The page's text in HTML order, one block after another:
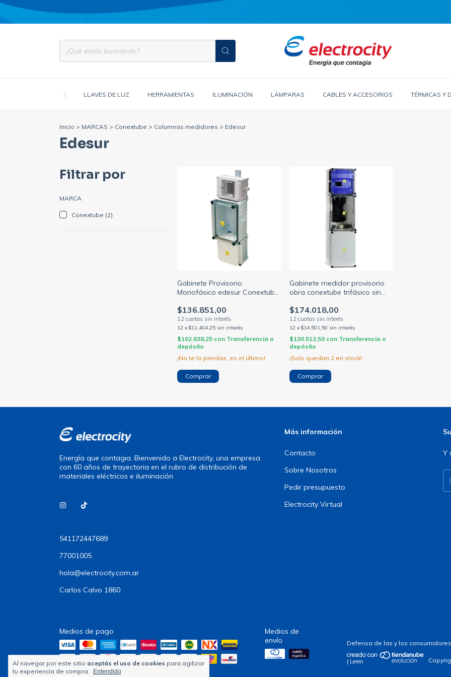
LLAVES DE LUZ HERRAMIENTAS ILUMINACIÓN LÁMPARAS CABLES Y ACCESORIOS TÉRMICAS Y
Al navegar por este sitio aceptás el uso de cookies para agilizar
tu experiencia de compra.
Entendido
Inicio > MARCAS > Conextube > Columnas medidores > Edesur
Edesur
Filtrar por
MARCA
Conextube (2)
Gabinete Provisorio
Monofásico edesur Conextube
$136.851,00
12 x$11.404,25 sin interés
$102.638,25 con Transferencia o
depósito
¡No te lo pierdas, es el último!
Gabinete medidor provisorio
obra conextube trifásico sin
$174.018,00
12 x $14.501,50 sin interés
$130.513,50 con Transferencia o
depósito
¡Solo quedan 2en stock!
Energía que contagia. Bienvenido a Electrocity, una empresa
con 60 años de trayectoria en el rubro de distribución de
materiales eléctricos e iluminación
541172447689
77001005
hola@electrocity.com.ar
Carlos Calvo 1860
Más información
Contacto
Sobre Nosotros
Pedir presupuesto
Electrocity Virtual
Y
Medios de pago
Medios de
envío
Defensa de las y los
| Leren